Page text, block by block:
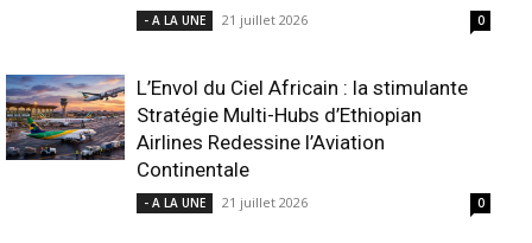
- A LA UNE 21 juillet 2026 0
L’Envol du Ciel Africain : la stimulante
Stratégie Multi-Hubs d’Ethiopian
Airlines Redessine l’Aviation
Continentale
- A LA UNE 21 juillet 2026 0